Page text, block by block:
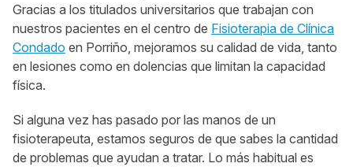
Gracias a los titulados universitarios que trabajan con
nuestros pacientes en el centro de Fisioterapia de Clínica
Condado en Porriño, mejoramos su calidad de vida, tanto
en lesiones como en dolencias que limitan la capacidad
física.
Si alguna vez has pasado por las manos de un
fisioterapeuta, estamos seguros de que sabes la cantidad
de problemas que ayudan a tratar. Lo más habitual es